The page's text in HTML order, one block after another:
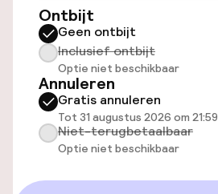
Lift
Entertainment
Gratis wifi
Ontbijt
Geen ontbijt
Inclusief ontbijt
Optie niet beschikbaar
Annuleren
Gratis annuleren
Tot 31 augustus 2026 om 21:59
Niet-terugbetaalbaar
Optie niet beschikbaar